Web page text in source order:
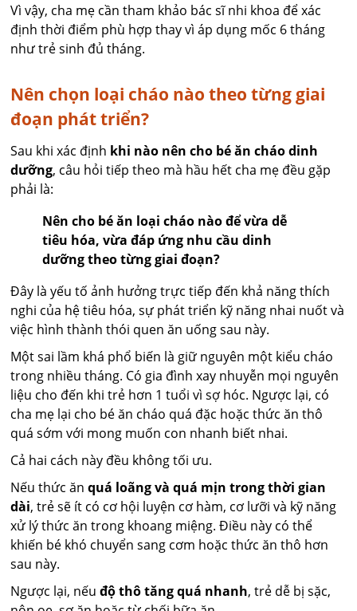
Vì vậy, cha mẹ cần tham khảo bác sĩ nhi khoa để xác
định thời điểm phù hợp thay vì áp dụng mốc 6 tháng
như trẻ sinh đủ tháng.
Nên chọn loại cháo nào theo từng giai
đoạn phát triển?
Sau khi xác định khi nào nên cho bé ăn cháo dinh
dưỡng, câu hỏi tiếp theo mà hầu hết cha mẹ đều gặp
phải là:
Nên cho bé ăn loại cháo nào để vừa dễ
tiêu hóa, vừa đáp ứng nhu cầu dinh
dưỡng theo từng giai đoạn?
Đây là yếu tố ảnh hưởng trực tiếp đến khả năng thích
nghi của hệ tiêu hóa, sự phát triển kỹ năng nhai nuốt và
việc hình thành thói quen ăn uống sau này.
Một sai lầm khá phổ biến là giữ nguyên một kiểu cháo
trong nhiều tháng. Có gia đình xay nhuyễn mọi nguyên
liệu cho đến khi trẻ hơn 1 tuổi vì sợ hóc. Ngược lại, có
cha mẹ lại cho bé ăn cháo quá đặc hoặc thức ăn thô
quá sớm với mong muốn con nhanh biết nhai.
Cả hai cách này đều không tối ưu.
Nếu thức ănquá loãng và quá mịn trong thời gian
dài, trẻ sẽ ít có cơ hội luyện cơ hàm, cơ lưỡi và kỹ năng
xử lý thức ăn trong khoang miệng. Điều này có thể
khiến bé khó chuyển sang cơm hoặc thức ăn thô hơn
sau này.
Ngược lại, nếuđộ thô tăng quá nhanh, trẻ dễ bị sặc,